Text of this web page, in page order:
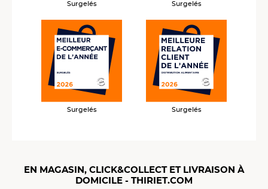
Surgelés Surgelés
Surgelés Surgelés
EN MAGASIN, CLICK&COLLECT ET LIVRAISON À
DOMICILE - THIRIET.COM